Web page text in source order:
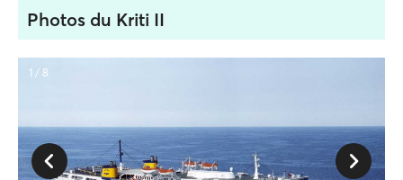
Photos du Kriti II
1 / 8